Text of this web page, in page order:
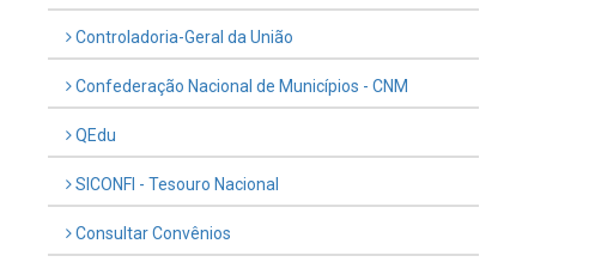
Controladoria-Geral da União
Confederação Nacional de Municípios - CNM
QEdu
SICONFI - Tesouro Nacional
Consultar Convênios